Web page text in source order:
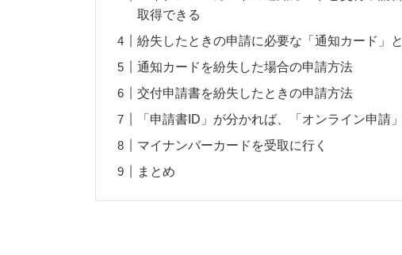
取得できる
紛失したときの申請に必要な「通知カード」
通知カードを紛失した場合の申請方法
交付申請書を紛失したときの申請方法
「申請書ID」が分かれば、「オンライン申請
マイナンバーカードを受取に行く
まとめ